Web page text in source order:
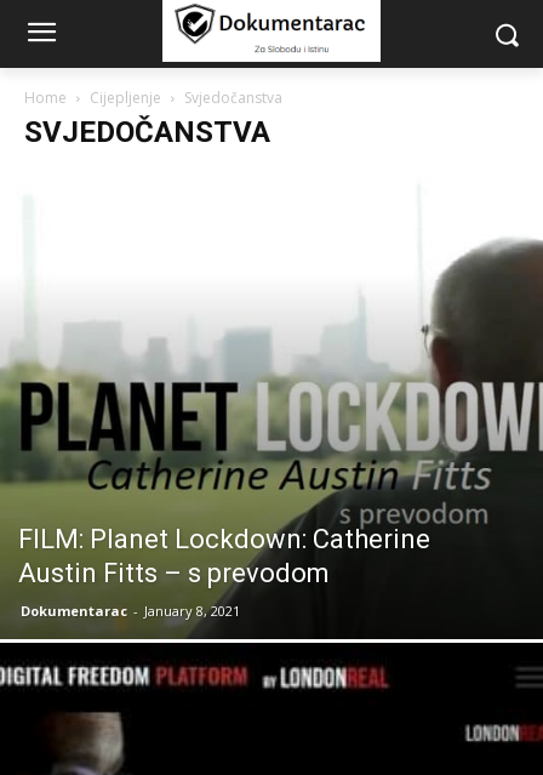
Home Cijepljenje Svjedočanstva
SVJEDOČANSTVA
FILM: Planet Lockdown: Catherine
Austin Fitts – s prevodom
Dokumentarac - January 8, 2021